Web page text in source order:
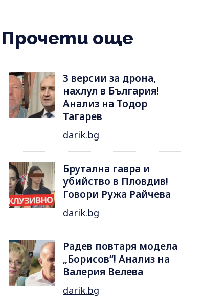
Прочети още
3 версии за дрона,
нахлул в България!
Анализ на Тодор
Тагарев
darik.bg
Брутална гавра и
убийство в Пловдив!
Говори Ружа Райчева
darik.bg
Радев повтаря модела
„Борисов“! Анализ на
Валерия Велева
darik.bg